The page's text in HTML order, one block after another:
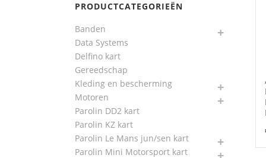
PRODUCTCATEGORIEËN
Banden
Data Systems
Delfino kart
Gereedschap
Kleding en bescherming
Motoren
Parolin DD2 kart
Parolin KZ kart
Parolin Le Mans jun/sen kart
Parolin Mini Motorsport kart